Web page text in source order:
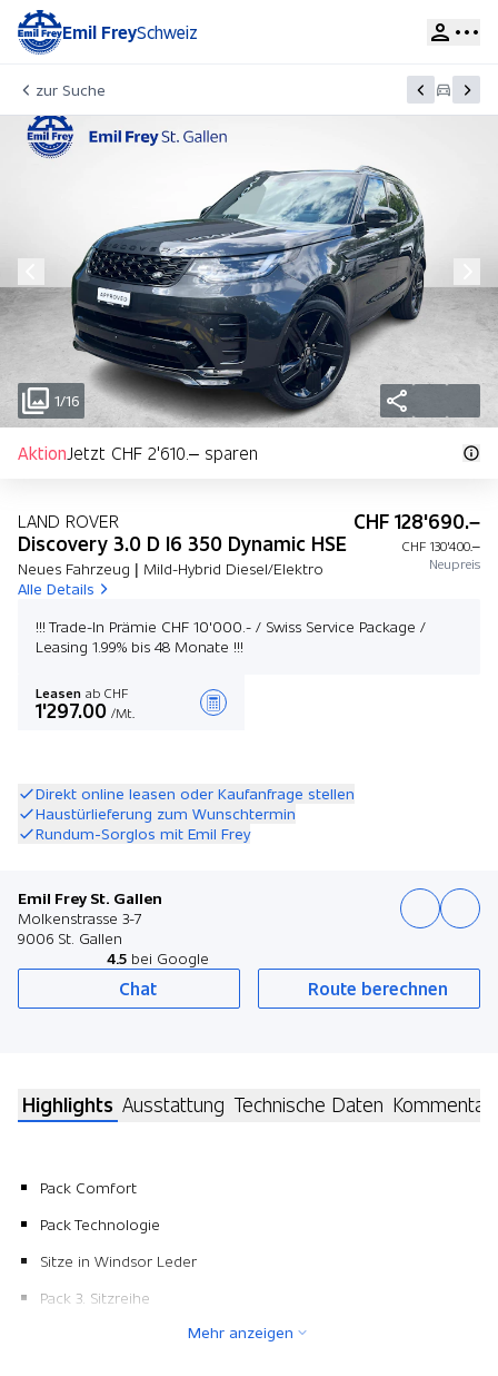
Emil FreySchweiz
zur Suche
1/16
AktionJetzt CHF 2'610.– sparen
LAND ROVER
Discovery 3.0 D I6 350 Dynamic HSE
Neues Fahrzeug | Mild-Hybrid Diesel/Elektro
Alle Details
CHF 128'690.–
CHF 130'400.–
Neupreis
!!! Trade-In Prämie CHF 10'000.- / Swiss Service Package /
Leasing 1.99% bis 48 Monate !!!
Leasen ab CHF
1'297.00 /Mt.
Direkt online leasen oder Kaufanfrage stellen
Haustürlieferung zum Wunschtermin
Rundum-Sorglos mit Emil Frey
Emil Frey St. Gallen
Molkenstrasse 3-7
9006 St. Gallen
4.5 bei Google
Chat Route berechnen
Highlights Ausstattung Technische Daten Kommentar
Pack Comfort
Pack Technologie
Sitze in Windsor Leder
Pack 3. Sitzreihe
Panorama-Schiebedach elektrisch
Mehr anzeigen